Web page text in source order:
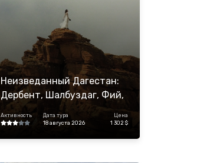
Неизведанный Дагестан:
Дербент, Шалбуздаг, Фий,
Ахты и высокогорное село
Куруш
Активность
Дата тура
18 августа 2026
Цена
1 302 $